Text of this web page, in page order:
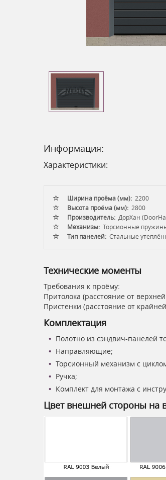
Информация:
Характеристики:
Ширина проёма (мм): 2200
Высота проёма (мм): 2800
Производитель: ДорХан
Механизм: Торсионные
Тип панелей: Стальные
Технические моменты
Требования к проёму:
Притолока (расстояние от
Пристенки (расстояние от
Комплектация
Полотно из сэндвич-панелей
Направляющие;
Торсионный механизм с
Ручка;
Комплект для монтажа с
Цвет внешней стороны на